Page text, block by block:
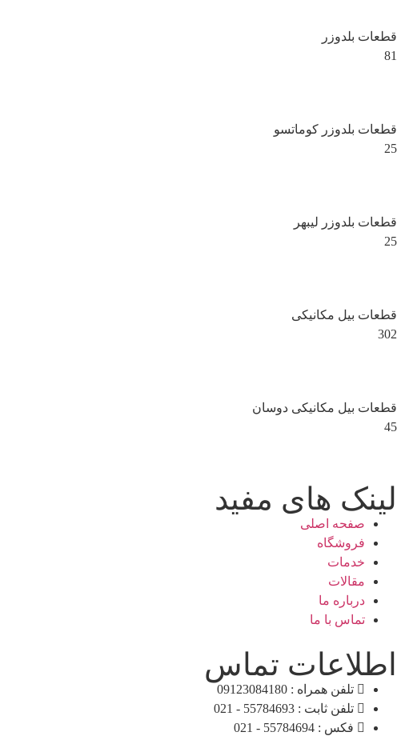
قطعات بلدوزر
81
قطعات بلدوزر کوماتسو
25
قطعات بلدوزر لیبهر
25
قطعات بیل مکانیکی
302
قطعات بیل مکانیکی دوسان
45
لینک های مفید
صفحه اصلی
فروشگاه
خدمات
مقالات
درباره ما
تماس با ما
اطلاعات تماس
تلفن همراه : 09123084180
تلفن ثابت : 55784693 - 021
فکس : 55784694 - 021